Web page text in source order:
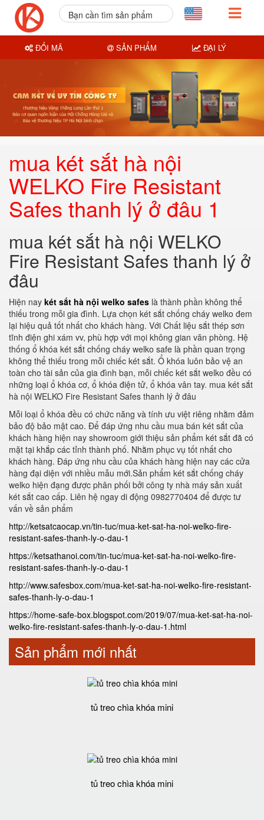
mua két sắt hà nội
WELKO Fire Resistant
Safes thanh lý ở đâu 1
mua két sắt hà nội WELKO
Fire Resistant Safes thanh lý ở
đâu
Hiện nay két sắt hà nội welko safes là thành phần không thể
thiếu trong mỗi gia đình. Lựa chọn két sắt chống cháy welko đem
lại hiệu quả tốt nhất cho khách hàng. Với Chất liệu sắt thép sơn
tĩnh điện ghi xám vv, phù hợp với mọi không gian văn phòng. Hệ
thống ổ khóa két sắt chống cháy welko safe là phần quan trọng
không thể thiếu trong mỗi chiếc két sắt. Ổ khóa luôn bảo vệ an
toàn cho tài sản của gia đình bạn, mỗi chiếc két sắt welko đều có
những loại ổ khóa cơ, ổ khóa điện tử, ổ khóa vân tay. mua két sắt
hà nội WELKO Fire Resistant Safes thanh lý ở đâu
Mỗi loại ổ khóa đều có chức năng và tính ưu việt riêng nhằm đảm
bảo độ bảo mật cao. Để đáp ứng nhu cầu mua bán két sắt của
khách hàng hiện nay showroom giới thiệu sản phẩm két sắt đã có
mặt tại khắp các tỉnh thành phố. Nhằm phục vụ tốt nhất cho
khách hàng. Đáp ứng nhu cầu của khách hàng hiện nay các cửa
hàng đại diện với nhiều mẫu mới.Sản phẩm két sắt chống cháy
welko hiện đạng được phân phối bởi công ty nhà máy sản xuất
két sắt cao cấp. Liên hệ ngay di động 0982770404 để được tư
vấn về sản phẩm
http://ketsatcaocap.vn/tin-tuc/mua-ket-sat-ha-noi-welko-fire-
resistant-safes-thanh-ly-o-dau-1
https://ketsathanoi.com/tin-tuc/mua-ket-sat-ha-noi-welko-fire-
resistant-safes-thanh-ly-o-dau-1
http://www.safesbox.com/mua-ket-sat-ha-noi-welko-fire-resistant-
safes-thanh-ly-o-dau-1
https://home-safe-box.blogspot.com/2019/07/mua-ket-sat-ha-noi-
welko-fire-resistant-safes-thanh-ly-o-dau-1.html
Sản phẩm mới nhất
tủ treo chìa khóa mini
tủ treo chìa khóa mini
Bạn cần tìm sản phẩm
ĐỔI MÃ SẢN PHẨM ĐẠI LÝ